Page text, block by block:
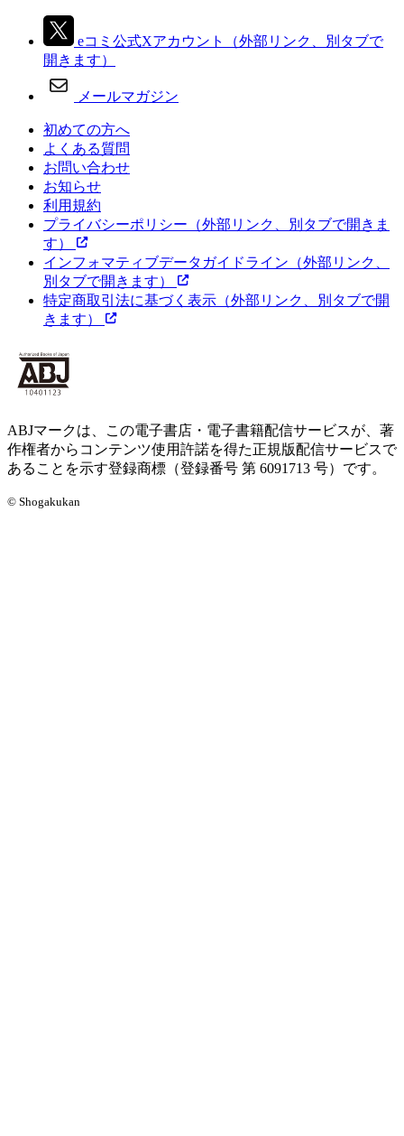
eコミ公式Xアカウント
（外部リンク、別タブで
開きます）
メールマガジン
初めての方へ
よくある質問
お問い合わせ
お知らせ
利用規約
プライバシーポリシー （外部リンク、別タブで開きま
す）
インフォマティブデータガイドライン （外部リンク、
別タブで開きます）
特定商取引法に基づく表示 （外部リンク、別タブで開
きます）
ABJマークは、この電子書店・電子書籍配信サービスが、著
作権者からコンテンツ使用許諾を得た正規版配信サービスで
あることを示す登録商標（登録番号 第 6091713 号）です。
© Shogakukan